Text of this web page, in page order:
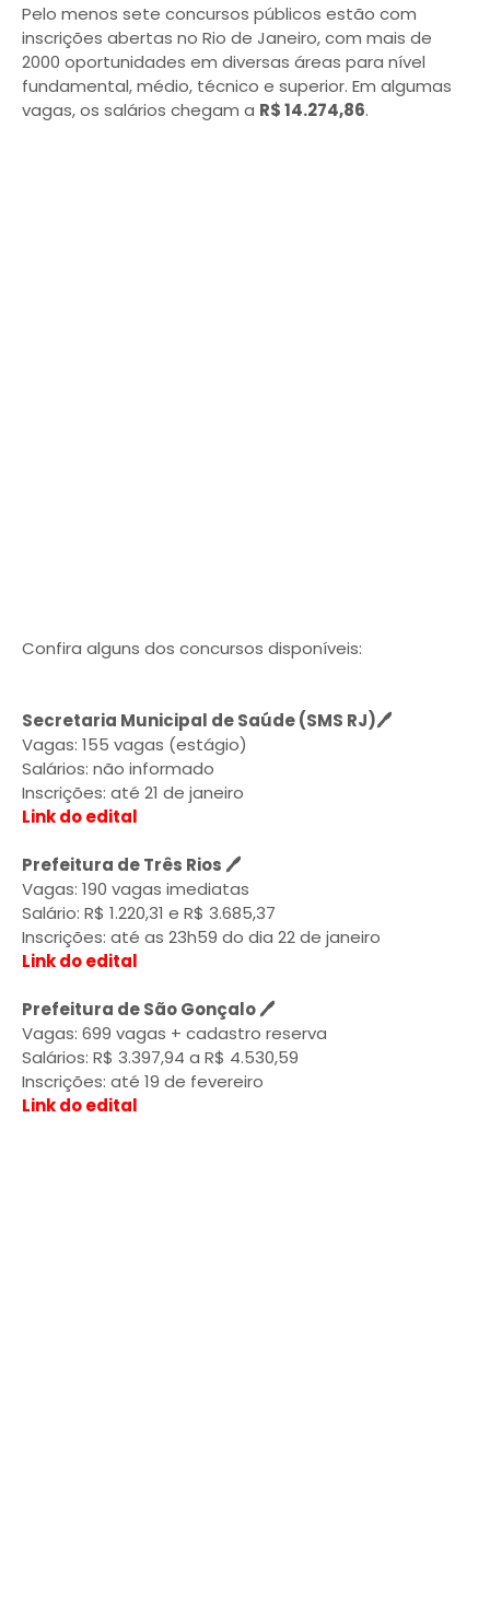
Pelo menos sete concursos públicos estão com
inscrições abertas no Rio de Janeiro, com mais de
2000 oportunidades em diversas áreas para nível
fundamental, médio, técnico e superior. Em algumas
vagas, os salários chegam a R$ 14.274,86.
Confira alguns dos concursos disponíveis:
Secretaria Municipal de Saúde (SMS RJ)🖊️
Vagas: 155 vagas (estágio)
Salários: não informado
Inscrições: até 21 de janeiro
Link do edital
Prefeitura de Três Rios 🖊️
Vagas: 190 vagas imediatas
Salário: R$ 1.220,31 e R$ 3.685,37
Inscrições: até as 23h59 do dia 22 de janeiro
Link do edital
Prefeitura de São Gonçalo 🖊️
Vagas: 699 vagas + cadastro reserva
Salários: R$ 3.397,94 a R$ 4.530,59
Inscrições: até 19 de fevereiro
Link do edital